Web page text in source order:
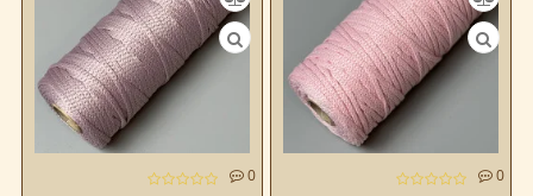
0 0